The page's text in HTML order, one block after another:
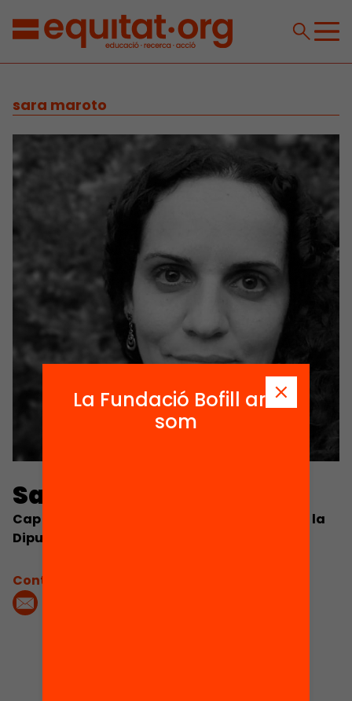
sara maroto
Sara Maroto
Cap de la Secció de Programes Educatius de la
Diputació de Barcelona
Contacta'm:
La Fundació Bofill ara
som